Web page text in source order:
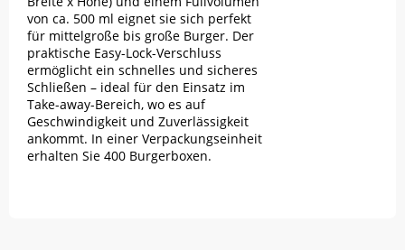
von ca. 500 ml eignet sie sich perfekt
für mittelgroße bis große Burger. Der
praktische Easy-Lock-Verschluss
ermöglicht ein schnelles und sicheres
Schließen – ideal für den Einsatz im
Take-away-Bereich, wo es auf
Geschwindigkeit und Zuverlässigkeit
ankommt. In einer Verpackungseinheit
erhalten Sie 400 Burgerboxen.